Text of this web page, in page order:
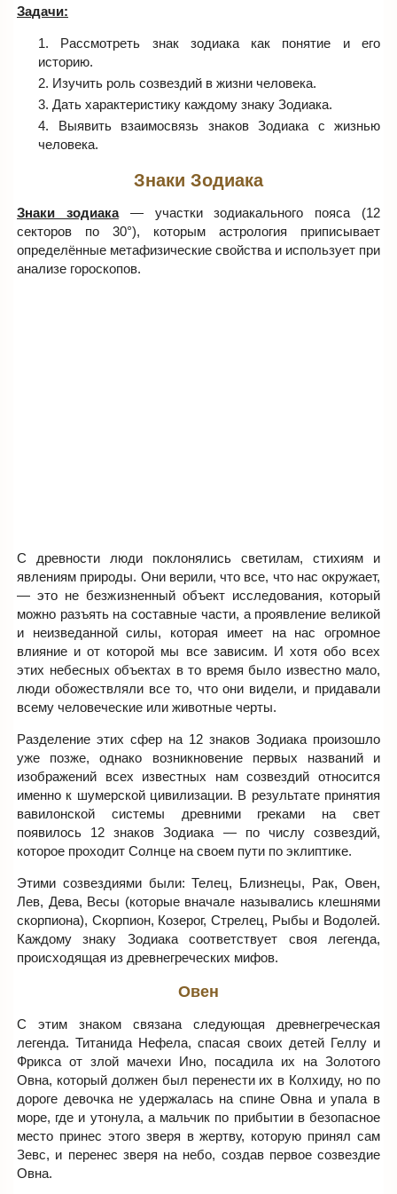
Задачи:
Рассмотреть знак зодиака как понятие и его
историю.
Изучить роль созвездий в жизни человека.
Дать характеристику каждому знаку Зодиака.
Выявить взаимосвязь знаков Зодиака с жизнью
человека.
Знаки Зодиака
Знаки зодиака— участки зодиакального пояса (12
секторов по 30°), которым астрология приписывает
определённые метафизические свойства и использует при
анализе гороскопов.
С древности люди поклонялись светилам, стихиям и
явлениям природы. Они верили, что все, что нас окружает,
— это не безжизненный объект исследования, который
можно разъять на составные части, а проявление великой
и неизведанной силы, которая имеет на нас огромное
влияние и от которой мы все зависим. И хотя обо всех
этих небесных объектах в то время было известно мало,
люди обожествляли все то, что они видели, и придавали
всему человеческие или животные черты.
Разделение этих сфер на 12 знаков Зодиака произошло
уже позже, однако возникновение первых названий и
изображений всех известных нам созвездий относится
именно к шумерской цивилизации. В результате принятия
вавилонской системы древними греками на свет
появилось 12 знаков Зодиака — по числу созвездий,
которое проходит Солнце на своем пути по эклиптике.
Этими созвездиями были: Телец, Близнецы, Рак, Овен,
Лев, Дева, Весы (которые вначале назывались клешнями
скорпиона), Скорпион, Козерог, Стрелец, Рыбы и Водолей.
Каждому знаку Зодиака соответствует своя легенда,
происходящая из древнегреческих мифов.
Овен
С этим знаком связана следующая древнегреческая
легенда. Титанида Нефела, спасая своих детей Геллу и
Фрикса от злой мачехи Ино, посадила их на Золотого
Овна, который должен был перенести их в Колхиду, но по
дороге девочка не удержалась на спине Овна и упала в
море, где и утонула, а мальчик по прибытии в безопасное
место принес этого зверя в жертву, которую принял сам
Зевс, и перенес зверя на небо, создав первое созвездие
Овна.